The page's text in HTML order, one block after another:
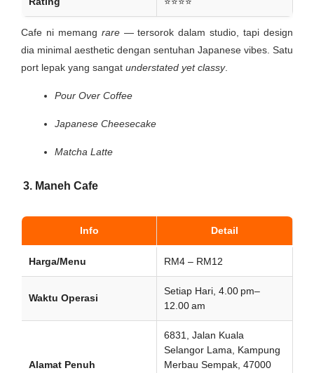
Cafe ni memang rare— tersorok dalam studio, tapi design
dia minimal aesthetic dengan sentuhan Japanese vibes. Satu
port lepak yang sangat understated yet classy.
Pour Over Coffee
Japanese Cheesecake
Matcha Latte
3. Maneh Cafe
Info Detail
Harga/Menu RM4 – RM12
Waktu Operasi
Setiap Hari, 4.00 pm–
12.00 am
Alamat Penuh
6831, Jalan Kuala
Selangor Lama, Kampung
Merbau Sempak, 47000